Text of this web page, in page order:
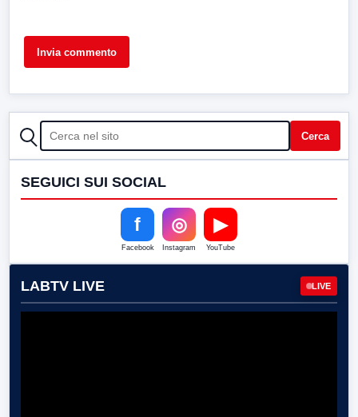
CERCA Cerca
SEGUICI SUI SOCIAL
f
Facebook
◎
Instagram
▶
YouTube
LABTV LIVE LIVE